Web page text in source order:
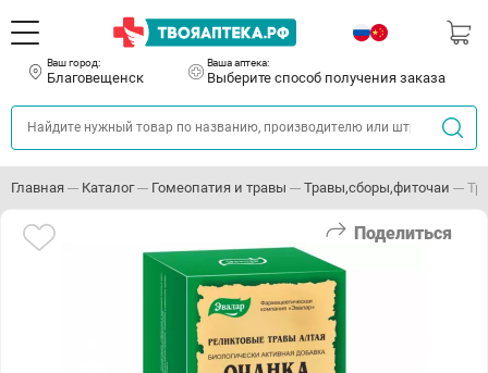
Ваш город:
Благовещенск
Ваша аптека:
Выберите способ получения заказа
Главная Каталог Гомеопатия и травы Травы,сборы,фиточаи
Поделиться